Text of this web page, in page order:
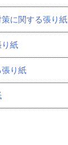
に関する張り紙
り紙
張り紙